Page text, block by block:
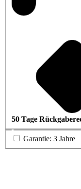
50 Tage
Garantie: 3 Jahre